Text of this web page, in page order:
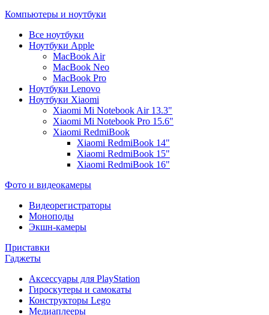
Компьютеры и ноутбуки
Все ноутбуки
Ноутбуки Apple
MacBook Air
MacBook Neo
MacBook Pro
Ноутбуки Lenovo
Ноутбуки Xiaomi
Xiaomi Mi Notebook Air 13.3"
Xiaomi Mi Notebook Pro 15.6"
Xiaomi RedmiBook
Xiaomi RedmiBook 14"
Xiaomi RedmiBook 15"
Xiaomi RedmiBook 16"
Фото и видеокамеры
Видеорегистраторы
Моноподы
Экшн-камеры
Приставки
Гаджеты
Аксессуары для PlayStation
Гироскутеры и самокаты
Конструкторы Lego
Медиаплееры